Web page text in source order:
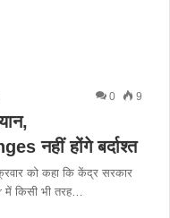
0 9
नहीं होंगे बर्दाश्त
को कहा कि केंद्र सरकार
किसी भी तरह…